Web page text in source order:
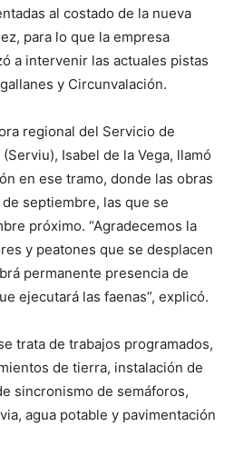
al costado de la nueva
para lo que la empresa
a intervenir las actuales pistas
y Circunvalación.
regional del Servicio de
Isabel de la Vega, llamó
en ese tramo, donde las obras
septiembre, las que se
próximo. “Agradecemos la
y peatones que se desplacen
permanente presencia de
ejecutará las faenas”, explicó.
trata de trabajos programados,
de tierra, instalación de
sincronismo de semáforos,
agua potable y pavimentación